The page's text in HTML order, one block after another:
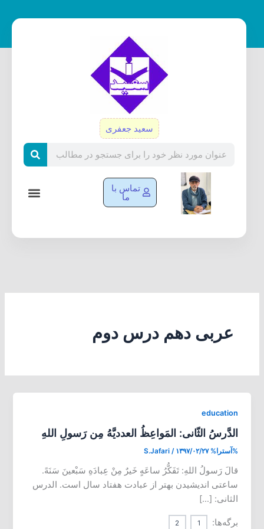
سعید جعفری
تماس با
ما
عربی دهم درس دوم
education
الدَّرسُ الثّانی: المَواعِظُ العددیَّهُ مِن رَسولِ اللهِ
%آسترا% S.Jafari / ۱۳۹۷/۰۲/۲۷
قالَ رَسولُ اللهِ: تَفَکُّرُ ساعَهٍ خَیرٌ مِنْ عِبادَهِ سَبْعینَ سَنَهً.
ساعتی اندیشیدن بهتر از عبادت هفتاد سال است. الدرس
الثانی: […]
برگه‌ها: 1
2